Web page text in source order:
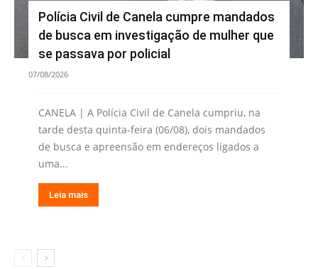
Polícia Civil de Canela cumpre mandados
de busca em investigação de mulher que
se passava por policial
07/08/2026
CANELA | A Polícia Civil de Canela cumpriu, na
tarde desta quinta-feira (06/08), dois mandados
de busca e apreensão em endereços ligados a
uma...
Leia mais